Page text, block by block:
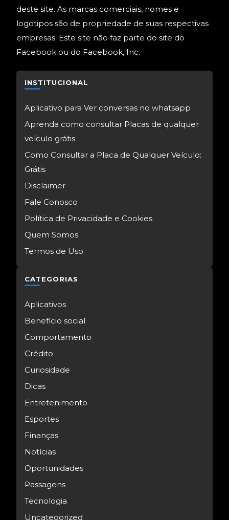
deste site. As marcas comerciais, nomes e
logotipos são de propriedade de suas respectivas
empresas. Este site não faz parte do site do
Facebook ou do Facebook, Inc.
INSTITUCIONAL
Aplicativo para Ver conversas no whatsapp
Aprenda como consultar Placas de qualquer
veículo grátis
Como Consultar a Placa de Qualquer Veículo:
Grátis
Disclaimer
Fale Conosco
Política de Privacidade e Cookies
Quem Somos
Termos de Uso
CATEGORIAS
Aplicativos
Benefício social
Comportamento
Crédito
Curiosidade
Dicas
Entretenimento
Esportes
Finanças
Notícias
Oportunidades
Passagens
Tecnologia
Uncategorized